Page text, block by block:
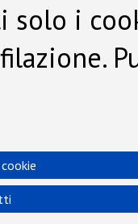
solo i